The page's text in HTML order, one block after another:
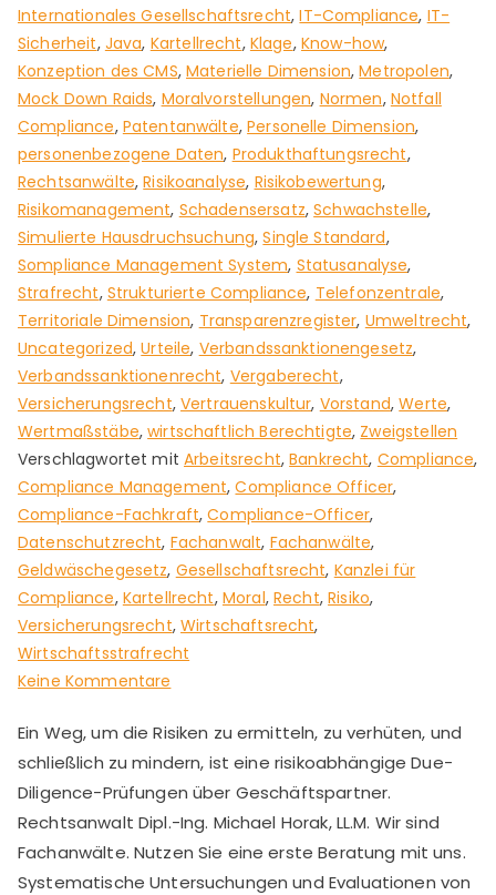
Internationales Gesellschaftsrecht,IT-Compliance, IT-
Sicherheit, Java, Kartellrecht, Klage, Know-how,
Konzeption des CMS,Materielle Dimension,Metropolen,
Mock Down Raids, Moralvorstellungen, Normen, Notfall
Compliance, Patentanwälte,Personelle Dimension,
personenbezogene Daten, Produkthaftungsrecht,
Rechtsanwälte,Risikoanalyse, Risikobewertung,
Risikomanagement, Schadensersatz,Schwachstelle,
Simulierte Hausdruchsuchung,Single Standard,
Sompliance Management System, Statusanalyse,
Strafrecht, Strukturierte Compliance, Telefonzentrale,
Territoriale Dimension, Transparenzregister, Umweltrecht,
Uncategorized,Urteile, Verbandssanktionengesetz,
Verbandssanktionenrecht, Vergaberecht,
Versicherungsrecht,Vertrauenskultur, Vorstand,Werte,
Wertmaßstäbe,wirtschaftlich Berechtigte, Zweigstellen
Verschlagwortet mit Arbeitsrecht,Bankrecht, Compliance,
Compliance Management,Compliance Officer,
Compliance-Fachkraft,Compliance-Officer,
Datenschutzrecht, Fachanwalt, Fachanwälte,
Geldwäschegesetz, Gesellschaftsrecht, Kanzlei für
Compliance, Kartellrecht, Moral,Recht,Risiko,
Versicherungsrecht,Wirtschaftsrecht,
Wirtschaftsstrafrecht
Keine Kommentare
ausschließen
Ein Weg, um die Risiken zu ermitteln, zu verhüten, und
schließlich zu mindern, ist eine risikoabhängige Due-
Diligence-Prüfungen über Geschäftspartner.
Rechtsanwalt Dipl.-Ing. Michael Horak, LL.M. Wir sind
Fachanwälte. Nutzen Sie eine erste Beratung mit uns.
Systematische Untersuchungen und Evaluationen von